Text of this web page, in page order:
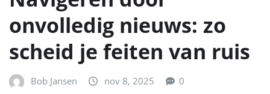
onvolledig nieuws: zo
scheid je feiten van ruis
Bob Jansen nov 8, 2025 0